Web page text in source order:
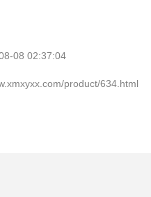
08 02:37:04
product/634.html